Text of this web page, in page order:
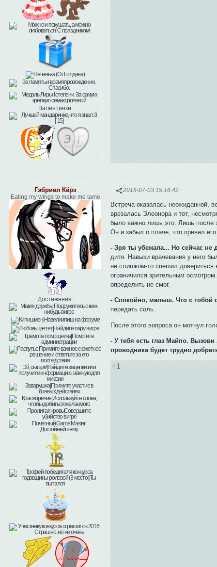
Валентинки:
2016-07-03 15:16:42
Гэбриел Кёрз
Eating my wings to make me tame
Достижения:
Встреча оказалась неожиданной,
врезалась Элеонора и тот,
было важно лишь это. Лишь после
Он и забыл о плаче, что привел
- Зря ты убежала... Но сейчас не
дитя. Навыки врачевания у него
не слишком-то спешил
ограничился зрительным
определить не смог.
- Спокойно, малыш. Что с тобой
передать соль.
После этого вопроса он мотнул
- У тебя есть глаз Майпо.
проводника будет трудно
+1